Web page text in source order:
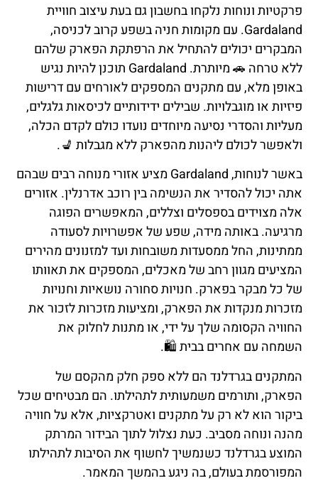
פרקטיות ונוחות נלקחו בחשבון גם בעת עיצוב חוויית
Gardaland. עם מקומות חניה בשפע קרוב לכניסה,
המבקרים יכולים להתחיל את הרפתקת הפארק שלהם
ללא טרחה 🚗 מיותרת. Gardaland תוכנן להיות נגיש
באופן מלא, עם מתקנים המספקים לאורחים עם דרישות
פיזיות או מוגבלויות. שבילים ידידותיים לכיסאות גלגלים,
מעליות והסדרי נסיעה מיוחדים נועדו כולם לקדם הכלה,
ולאפשר לכולם ליהנות מהפארק ללא מגבלות 💺.
באשר לנוחות, Gardaland מציע אזורי מנוחה רבים שבהם
אתה יכול להסדיר את הנשימה בין רוכב אדרנלין. אזורים
אלה מצוידים בספסלים וצללים, המאפשרים הפוגה
מרגיעה. באותה מידה, שפע של אפשרויות לסעודה
ממתינות, החל ממסעדות משובחות ועד למזנונים מהירים
המציעים מגוון רחב של מאכלים, המספקים את תאוותו
של כל מבקר בפארק. חנויות סחורה נושאיות וחנויות
מזכרות מנקדות את הפארק, ומציעות מזכרות לזכור את
החוויה הקסומה שלך על ידי, או מתנות לחלוק את
השמחה עם אחרים בבית 🛍️.
המתקנים בגרדלנד הם ללא ספק חלק מהקסם של
הפארק, ותורמים משמעותית לתהילתו. הם מבטיחים שכל
ביקור הוא לא רק על מתקנים ואטרקציות, אלא על חוויה
מהנה ונוחה מסביב. כעת נצלול לתוך הבידור המרתק
המוצע בגרדלנד כשנמשיך לחשוף את הסיבות לתהילתו
המפורסמת בעולם, בה ניגע בהמשך המאמר.